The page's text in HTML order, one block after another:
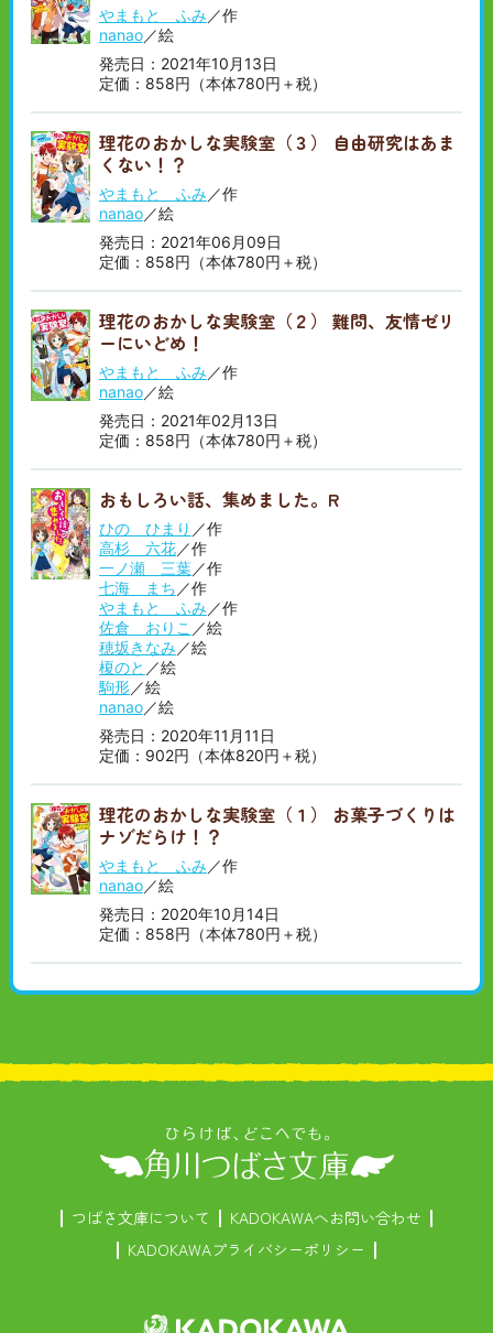
やまもと ふみ ／作
nanao／絵
発売日：2021年10月13日
定価：858円（本体780円＋税）
理花のおかしな実験室（３） 自由研究はあま
くない！？
やまもと ふみ ／作
nanao／絵
発売日：2021年06月09日
定価：858円（本体780円＋税）
理花のおかしな実験室（２） 難問、友情ゼリ
ーにいどめ！
やまもと ふみ ／作
nanao／絵
発売日：2021年02月13日
定価：858円（本体780円＋税）
おもしろい話、集めました。R
ひの ひまり ／作
高杉 六花／作
一ノ瀬 三葉／作
七海 まち ／作
やまもと ふみ ／作
佐倉 おりこ ／絵
穂坂きなみ ／絵
榎のと ／絵
駒形／絵
nanao／絵
発売日：2020年11月11日
定価：902円（本体820円＋税）
理花のおかしな実験室（１） お菓子づくりは
ナゾだらけ！？
やまもと ふみ ／作
nanao／絵
発売日：2020年10月14日
定価：858円（本体780円＋税）
つばさ文庫について
KADOKAWAへお問い合わせ
KADOKAWAプライバシーポリシー